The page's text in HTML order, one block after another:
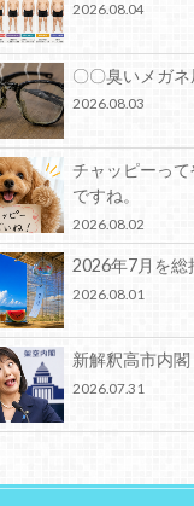
2026.08.04
〇〇臭いメガ
2026.08.03
チャッピーっ
ですね。
2026.08.02
2026年7月を総
2026.08.01
新解釈高市内閣
2026.07.31